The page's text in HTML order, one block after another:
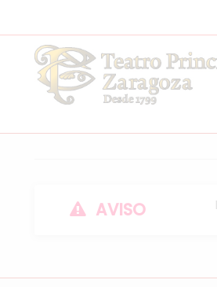
AVISO